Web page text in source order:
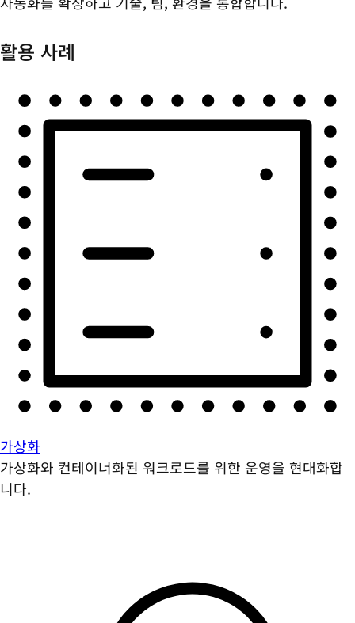
활용 사례
가상화
가상화와 컨테이너화된 워크로드를 위한 운영을 현대화합
니다.